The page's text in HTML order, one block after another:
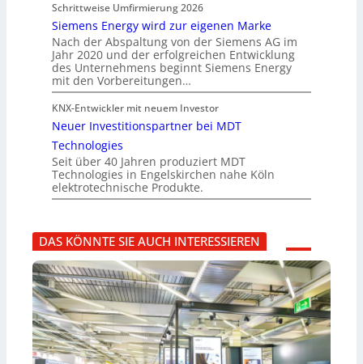
Schrittweise Umfirmierung 2026
Siemens Energy wird zur eigenen Marke
Nach der Abspaltung von der Siemens AG im
Jahr 2020 und der erfolgreichen Entwicklung
des Unternehmens beginnt Siemens Energy
mit den Vorbereitungen…
KNX-Entwickler mit neuem Investor
Neuer Investitionspartner bei MDT
Technologies
Seit über 40 Jahren produziert MDT
Technologies in Engelskirchen nahe Köln
elektrotechnische Produkte.
DAS KÖNNTE SIE AUCH INTERESSIEREN